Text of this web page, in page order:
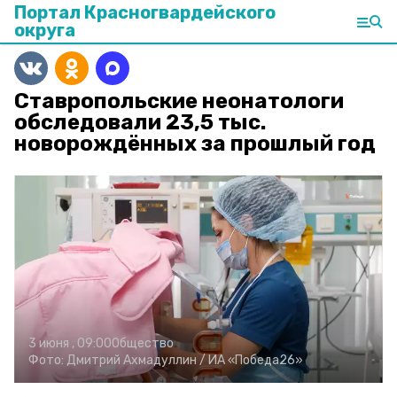
Портал Красногвардейского
округа
Ставропольские неонатологи
обследовали 23,5 тыс.
новорождённых за прошлый год
3 июня , 09:00Общество
Фото: Дмитрий Ахмадуллин / ИА «Победа26»